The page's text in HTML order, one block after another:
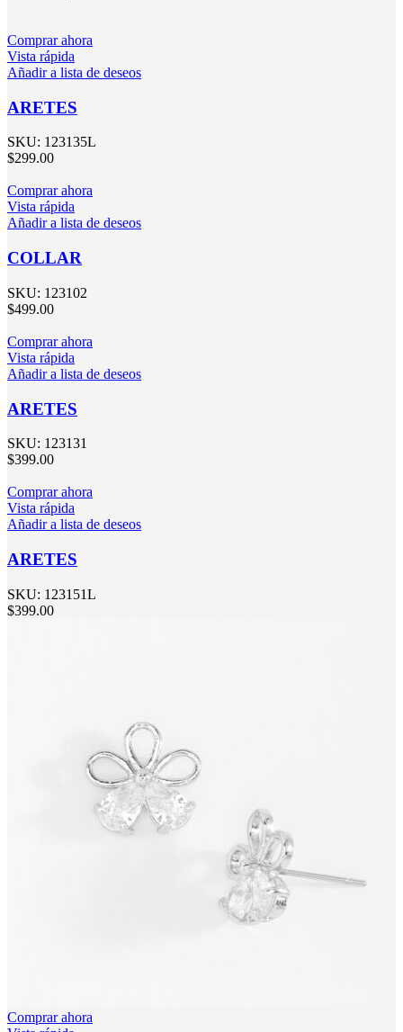
Comprar ahora
Vista rápida
Añadir a lista de deseos
ARETES
SKU: 123135L
$299.00
Comprar ahora
Vista rápida
Añadir a lista de deseos
COLLAR
SKU: 123102
$499.00
Comprar ahora
Vista rápida
Añadir a lista de deseos
ARETES
SKU: 123131
$399.00
Comprar ahora
Vista rápida
Añadir a lista de deseos
ARETES
SKU: 123151L
$399.00
Comprar ahora